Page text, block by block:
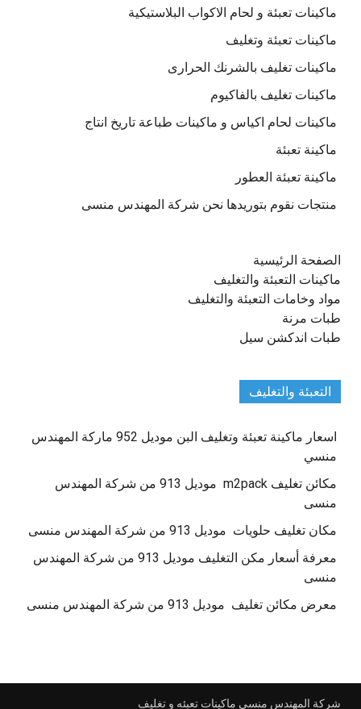
ماكينات تعبئة و لحام الاكواب البلاستيكية
ماكينات تعبئة وتغليف
ماكينات تغليف بالشرنك الحرارى
ماكينات تغليف بالفاكيوم
ماكينات لحام اكياس و ماكينات طباعة تاريخ انتاج
ماكينة تعبئة
ماكينة تعبئة العطور
منتجات نقوم بتوريدها نحن شركة المهندس منسى
الصفحة الرئيسية
ماكينات التعبئة والتغليف
مواد وخامات التعبئة والتغليف
طبات مرنة
طبات اندكشن سيل
التعبئة والتغليف
اسعار ماكينة تعبئة وتغليف البن موديل 952 ماركة المهندس
منسي
مكائن تغليف m2pack موديل 913 من شركة المهندس
منسى
مكان تغليف حلويات موديل 913 من شركة المهندس منسى
معرفة أسعار مكن التغليف موديل 913 من شركة المهندس
منسى
معرض مكائن تغليف موديل 913 من شركة المهندس منسى
شركة المهندس منسي ماكينات تعبئه و تغليف